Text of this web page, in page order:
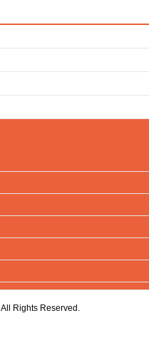
All Rights Reserved.